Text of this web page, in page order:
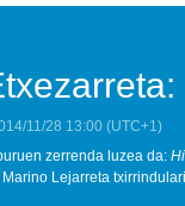
11/28 13:00 (UTC+1)
zerrenda luzea da:
Lejarreta